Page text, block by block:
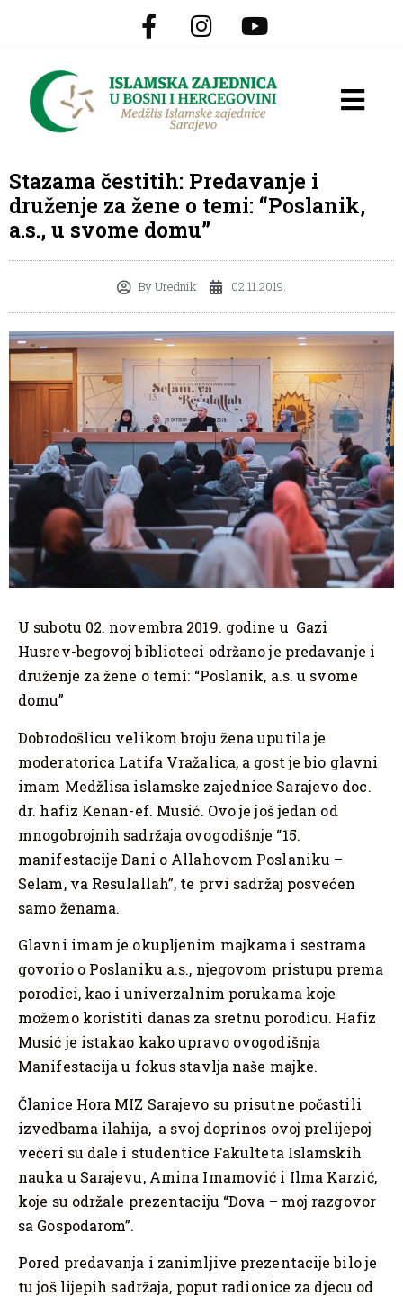
Stazama čestitih: Predavanje i
druženje za žene o temi: “Poslanik,
a.s., u svome domu”
ByUrednik 02.11.2019.
U subotu 02. novembra 2019. godine u Gazi
Husrev-begovoj biblioteci održano je predavanje i
druženje za žene o temi: “Poslanik, a.s. u svome
domu”
Dobrodošlicu velikom broju žena uputila je
moderatorica Latifa Vražalica, a gost je bio glavni
imam Medžlisa islamske zajednice Sarajevo doc.
dr. hafiz Kenan-ef. Musić. Ovo je još jedan od
mnogobrojnih sadržaja ovogodišnje “15.
manifestacije Dani o Allahovom Poslaniku –
Selam, va Resulallah”, te prvi sadržaj posvećen
samo ženama.
Glavni imam je okupljenim majkama i sestrama
govorio o Poslaniku a.s., njegovom pristupu prema
porodici, kao i univerzalnim porukama koje
možemo koristiti danas za sretnu porodicu. Hafiz
Musić je istakao kako upravo ovogodišnja
Manifestacija u fokus stavlja naše majke.
Članice Hora MIZ Sarajevo su prisutne počastili
izvedbama ilahija, a svoj doprinos ovoj prelijepoj
večeri su dale i studentice Fakulteta Islamskih
nauka u Sarajevu, Amina Imamović i Ilma Karzić,
koje su održale prezentaciju “Dova – moj razgovor
sa Gospodarom”.
Pored predavanja i zanimljive prezentacije bilo je
tu još lijepih sadržaja, poput radionice za djecu od